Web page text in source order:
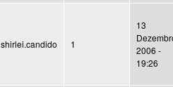
shirlei.candido 1
13
2006 -
19:26